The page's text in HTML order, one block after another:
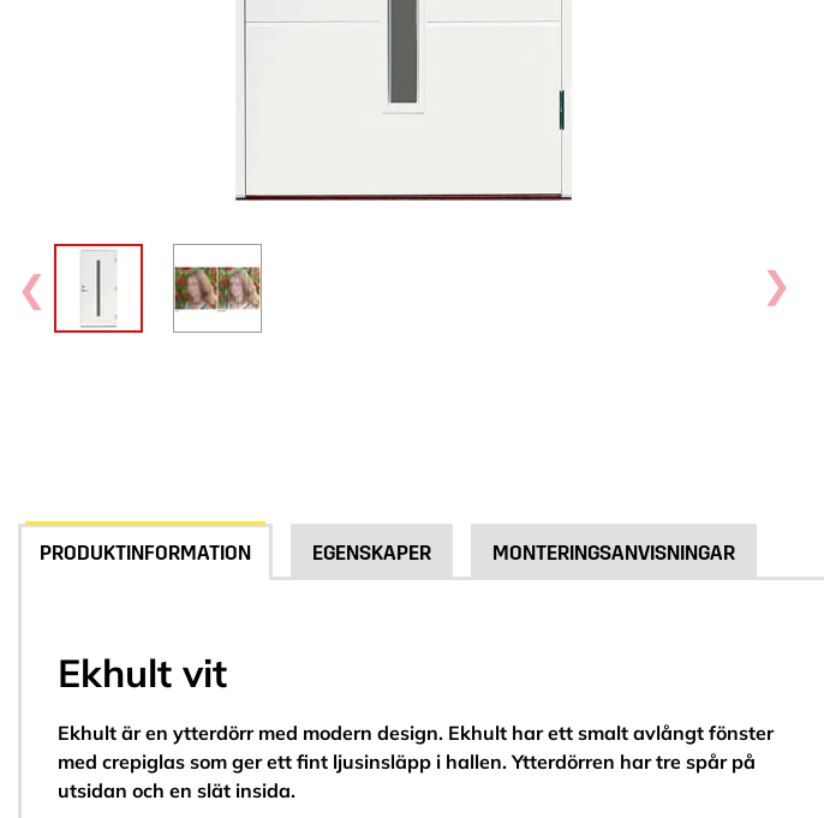
PRODUKTINFORMATION EGENSKAPER MONTERINGSANVISNINGAR
Ekhult vit
Ekhult är en ytterdörr med modern design. Ekhult har ett smalt avlångt fönster
med crepiglas som ger ett fint ljusinsläpp i hallen. Ytterdörren har tre spår på
utsidan och en slät insida.